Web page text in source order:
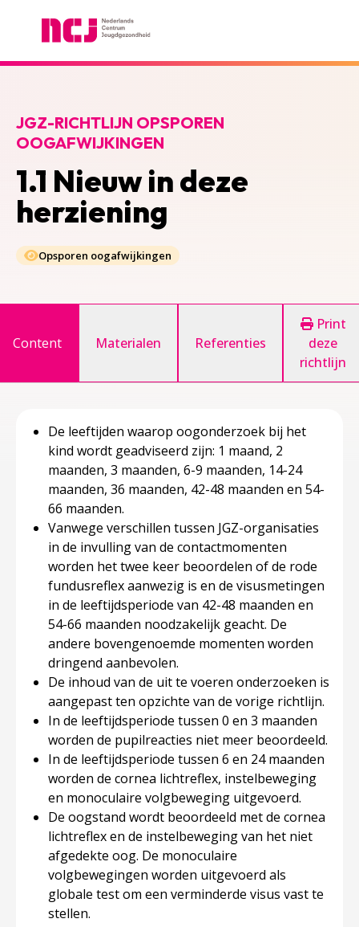
1.1 Nieuw in deze
herziening
JGZ-RICHTLIJN OPSPOREN
OOGAFWIJKINGEN
Opsporen oogafwijkingen
Content Materialen Referenties
Print
deze
richtlijn
De leeftijden waarop oogonderzoek bij het
kind wordt geadviseerd zijn: 1 maand, 2
maanden, 3 maanden, 6-9 maanden, 14-24
maanden, 36 maanden, 42-48 maanden en 54-
66 maanden.
Vanwege verschillen tussen JGZ-organisaties
in de invulling van de contactmomenten
worden het twee keer beoordelen of de rode
fundusreflex aanwezig is en de visusmetingen
in de leeftijdsperiode van 42-48 maanden en
54-66 maanden noodzakelijk geacht. De
andere bovengenoemde momenten worden
dringend aanbevolen.
De inhoud van de uit te voeren onderzoeken is
aangepast ten opzichte van de vorige richtlijn.
In de leeftijdsperiode tussen 0 en 3 maanden
worden de pupilreacties niet meer beoordeeld.
In de leeftijdsperiode tussen 6 en 24 maanden
worden de cornea lichtreflex, instelbeweging
en monoculaire volgbeweging uitgevoerd.
De oogstand wordt beoordeeld met de cornea
lichtreflex en de instelbeweging van het niet
afgedekte oog. De monoculaire
volgbewegingen worden uitgevoerd als
globale test om een verminderde visus vast te
stellen.